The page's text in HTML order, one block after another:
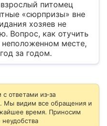
питомец
«сюрпризы» вне
хозяев не
Вопрос, как отучить
месте,
за годом.
ответами из‑за
Мы видим все обращения и
время. Приносим